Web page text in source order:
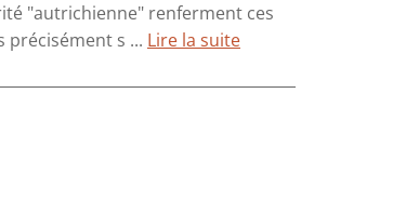
"autrichienne" renferment ces
précisément s ... Lire la suite